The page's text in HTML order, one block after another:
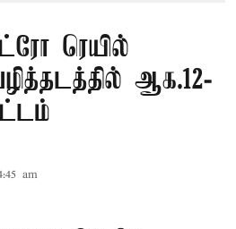
ரெயில்
ஆக.12-
am